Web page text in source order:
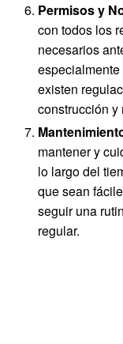
Permisos y
con todos los
necesarios
existen
construcción y
mantener y
lo largo del
que sean
seguir una
regular.